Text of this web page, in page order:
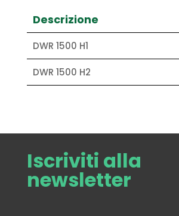
Descrizione
DWR 1500 H1
DWR 1500 H2
Iscriviti alla
newsletter